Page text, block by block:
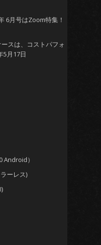
6月号はZoom特集！
スは、コストパフォ
5月17日
Android）
ーレス)